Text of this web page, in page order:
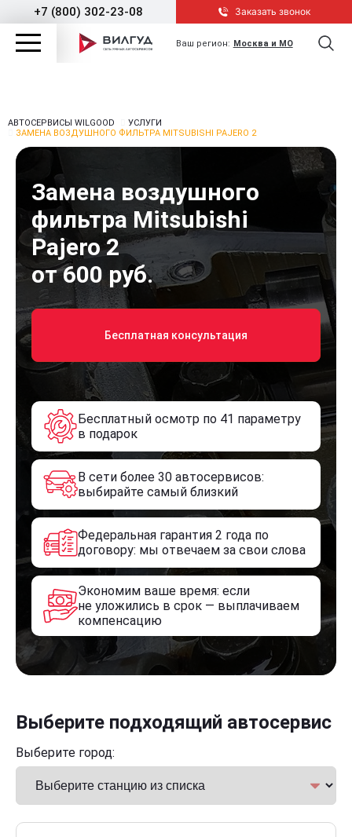
+7 (800) 302-23-08 Заказать звонок
Ваш регион: Москва и МО
АВТОСЕРВИСЫ WILGOOD
УСЛУГИ
ЗАМЕНА ВОЗДУШНОГО ФИЛЬТРА MITSUBISHI PAJERO 2
Замена воздушного
фильтра Mitsubishi
Pajero 2
от 600 руб.
Бесплатная консультация
Бесплатный осмотр по 41 параметру
в подарок
В сети более 30 автосервисов:
выбирайте самый близкий
Федеральная гарантия 2 года по
договору: мы отвечаем за свои слова
Экономим ваше время: если
не уложились в срок — выплачиваем
компенсацию
Выберите подходящий автосервис
Выберите город: